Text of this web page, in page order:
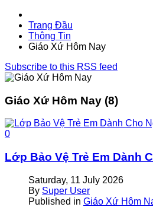
Trang Đầu
Thông Tin
Giáo Xứ Hôm Nay
Subscribe to this RSS feed
Giáo Xứ Hôm Nay (8)
0
Lớp Bảo Vệ Trẻ Em Dành
Saturday, 11 July 2026
By Super User
Published in Giáo Xứ Hôm